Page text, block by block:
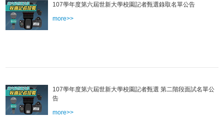
107學年度第六屆世新大學校園記者甄選錄取名單公告
more>>
107學年度第六屆世新大學校園記者甄選 第二階段面試名單公
告
more>>